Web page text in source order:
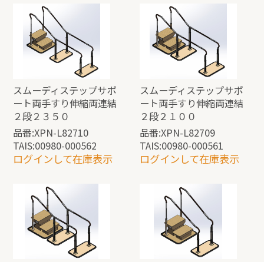
スムーディステップサポ
ート両手すり伸縮両連結
２段２３５０
品番:XPN-L82710
TAIS:00980-000562
ログインして在庫表示
スムーディステップサポ
ート両手すり伸縮両連結
２段２１００
品番:XPN-L82709
TAIS:00980-000561
ログインして在庫表示